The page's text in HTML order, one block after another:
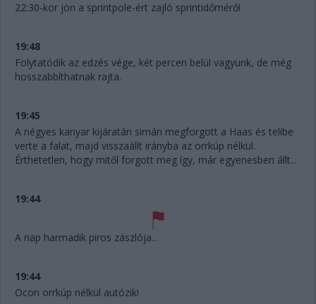
22:30-kor jön a sprintpole-ért zajló sprintidőmérő!
19:48
Folytatódik az edzés vége, két percen belül vagyunk, de még
hosszabbíthatnak rajta.
19:45
A négyes kanyar kijáratán simán megforgott a Haas és telibe
verte a falat, majd visszaállt irányba az orrkúp nélkül.
Érthetetlen, hogy mitől forgott meg így, már egyenesben állt...
19:44
A nap harmadik piros zászlója...
19:44
Ocon orrkúp nélkül autózik!